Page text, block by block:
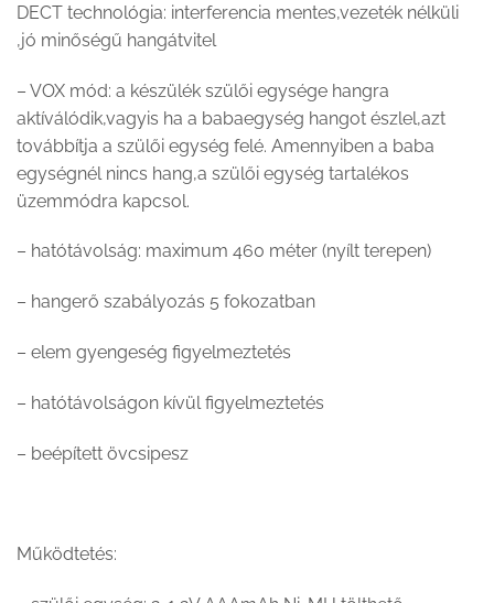
DECT technológia: interferencia mentes,vezeték nélküli
,jó minőségű hangátvitel
– VOX mód: a készülék szülői egysége hangra
aktíválódik,vagyis ha a babaegység hangot észlel,azt
továbbítja a szülői egység felé. Amennyiben a baba
egységnél nincs hang,a szülői egység tartalékos
üzemmódra kapcsol.
– hatótávolság: maximum 460 méter (nyílt terepen)
– hangerő szabályozás 5 fokozatban
– elem gyengeség figyelmeztetés
– hatótávolságon kívül figyelmeztetés
– beépített övcsipesz
Működtetés: